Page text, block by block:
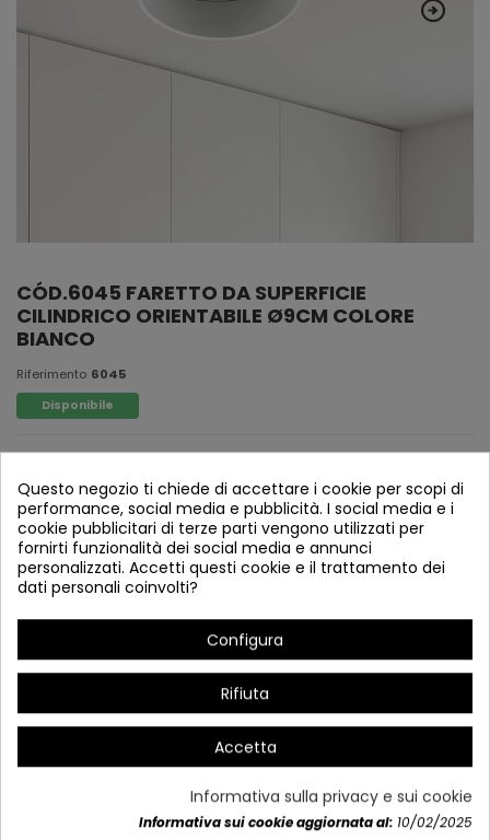
CÓD.6045 FARETTO DA SUPERFICIE
CILINDRICO ORIENTABILE Ø9CM COLORE
BIANCO
Riferimento 6045
Disponibile
Dettagli del prodotto
Questo negozio ti chiede di accettare i cookie per scopi di
performance, social media e pubblicità. I social media e i
cookie pubblicitari di terze parti vengono utilizzati per
fornirti funzionalità dei social media e annunci
personalizzati. Accetti questi cookie e il trattamento dei
dati personali coinvolti?
Configura
Rifiuta
Accetta
Informativa sulla privacy e sui cookie
Informativa sui cookie aggiornata al: 10/02/2025